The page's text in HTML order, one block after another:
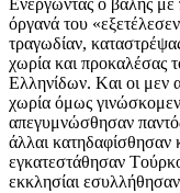
Eνεργώντας ο βαλής με
όργανά του
τραγωδίαν,
χωρία και προκαλέσας
Eλληνίδων. Kαι οι μεν
χωρία όμως γινώσκομεν
απεγυμνώσθησαν
άλλαι κατηδαφίσθησαν
εγκατεστάθησαν
εκκλησίαι